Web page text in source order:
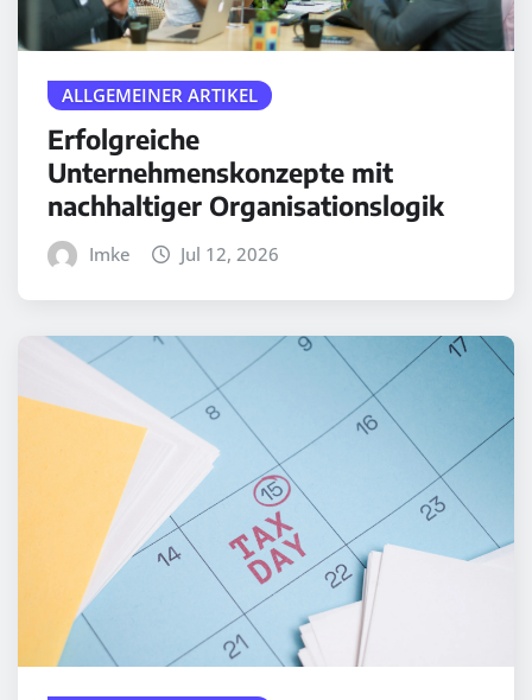
ALLGEMEINER ARTIKEL
Erfolgreiche
Unternehmenskonzepte mit
nachhaltiger Organisationslogik
Imke Jul 12, 2026